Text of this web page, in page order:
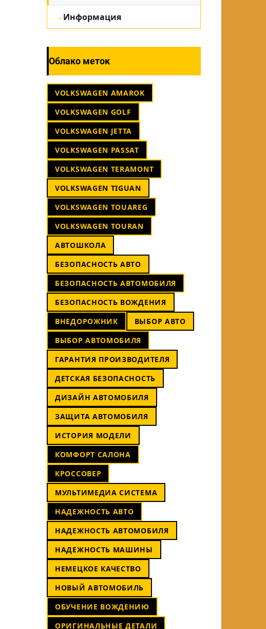
Информация
Облако меток
VOLKSWAGEN AMAROK
VOLKSWAGEN GOLF
VOLKSWAGEN JETTA
VOLKSWAGEN PASSAT
VOLKSWAGEN TERAMONT
VOLKSWAGEN TIGUAN
VOLKSWAGEN TOUAREG
VOLKSWAGEN TOURAN
АВТОШКОЛА
БЕЗОПАСНОСТЬ АВТО
БЕЗОПАСНОСТЬ АВТОМОБИЛЯ
БЕЗОПАСНОСТЬ ВОЖДЕНИЯ
ВНЕДОРОЖНИК
ВЫБОР АВТО
ВЫБОР АВТОМОБИЛЯ
ГАРАНТИЯ ПРОИЗВОДИТЕЛЯ
ДЕТСКАЯ БЕЗОПАСНОСТЬ
ДИЗАЙН АВТОМОБИЛЯ
ЗАЩИТА АВТОМОБИЛЯ
ИСТОРИЯ МОДЕЛИ
КОМФОРТ САЛОНА
КРОССОВЕР
МУЛЬТИМЕДИА СИСТЕМА
НАДЕЖНОСТЬ АВТО
НАДЕЖНОСТЬ АВТОМОБИЛЯ
НАДЕЖНОСТЬ МАШИНЫ
НЕМЕЦКОЕ КАЧЕСТВО
НОВЫЙ АВТОМОБИЛЬ
ОБУЧЕНИЕ ВОЖДЕНИЮ
ОРИГИНАЛЬНЫЕ ДЕТАЛИ